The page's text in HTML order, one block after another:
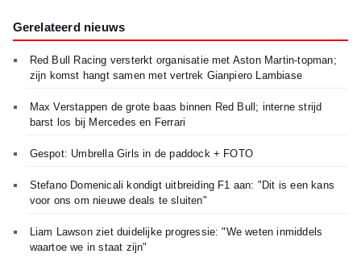
Gerelateerd nieuws
Red Bull Racing versterkt organisatie met Aston Martin-topman;
zijn komst hangt samen met vertrek Gianpiero Lambiase
Max Verstappen de grote baas binnen Red Bull; interne strijd
barst los bij Mercedes en Ferrari
Gespot: Umbrella Girls in de paddock + FOTO
Stefano Domenicali kondigt uitbreiding F1 aan: "Dit is een kans
voor ons om nieuwe deals te sluiten"
Liam Lawson ziet duidelijke progressie: "We weten inmiddels
waartoe we in staat zijn"